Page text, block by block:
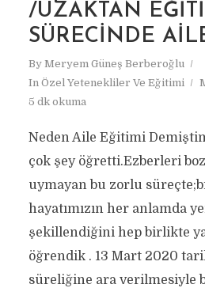
/UZAKTAN
SÜRECINDE
By Meryem Güneş Berberoğlu
In Özel Yetenekliler Ve Eğitimi
5 dk okuma
Neden Aile Eğitimi
çok şey öğretti.Ezberleri
uymayan bu zorlu
hayatımızın her anlamda
şekillendiğini hep birlikte
öğrendik . 13 Mart 2020
süreliğine ara verilmesiyle